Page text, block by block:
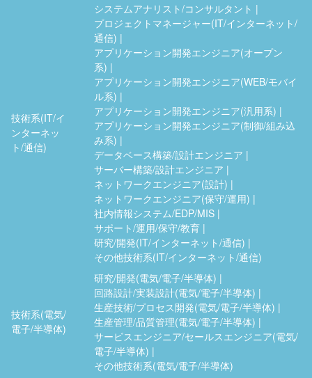
技術系(IT/イ
ンターネッ
ト/通信)
システムアナリスト/コンサルタント
プロジェクトマネージャー(IT/インターネット/
通信)
アプリケーション開発エンジニア(オープン
系)
アプリケーション開発エンジニア(WEB/モバイ
ル系)
アプリケーション開発エンジニア(汎用系)
アプリケーション開発エンジニア(制御/組み込
み系)
データベース構築/設計エンジニア
サーバー構築/設計エンジニア
ネットワークエンジニア(設計)
ネットワークエンジニア(保守/運用)
社内情報システム/EDP/MIS
サポート/運用/保守/教育
研究/開発(IT/インターネット/通信)
その他技術系(IT/インターネット/通信)
技術系(電気/
電子/半導体)
研究/開発(電気/電子/半導体)
回路設計/実装設計(電気/電子/半導体)
生産技術/プロセス開発(電気/電子/半導体)
生産管理/品質管理(電気/電子/半導体)
サービスエンジニア/セールスエンジニア(電気/
電子/半導体)
その他技術系(電気/電子/半導体)